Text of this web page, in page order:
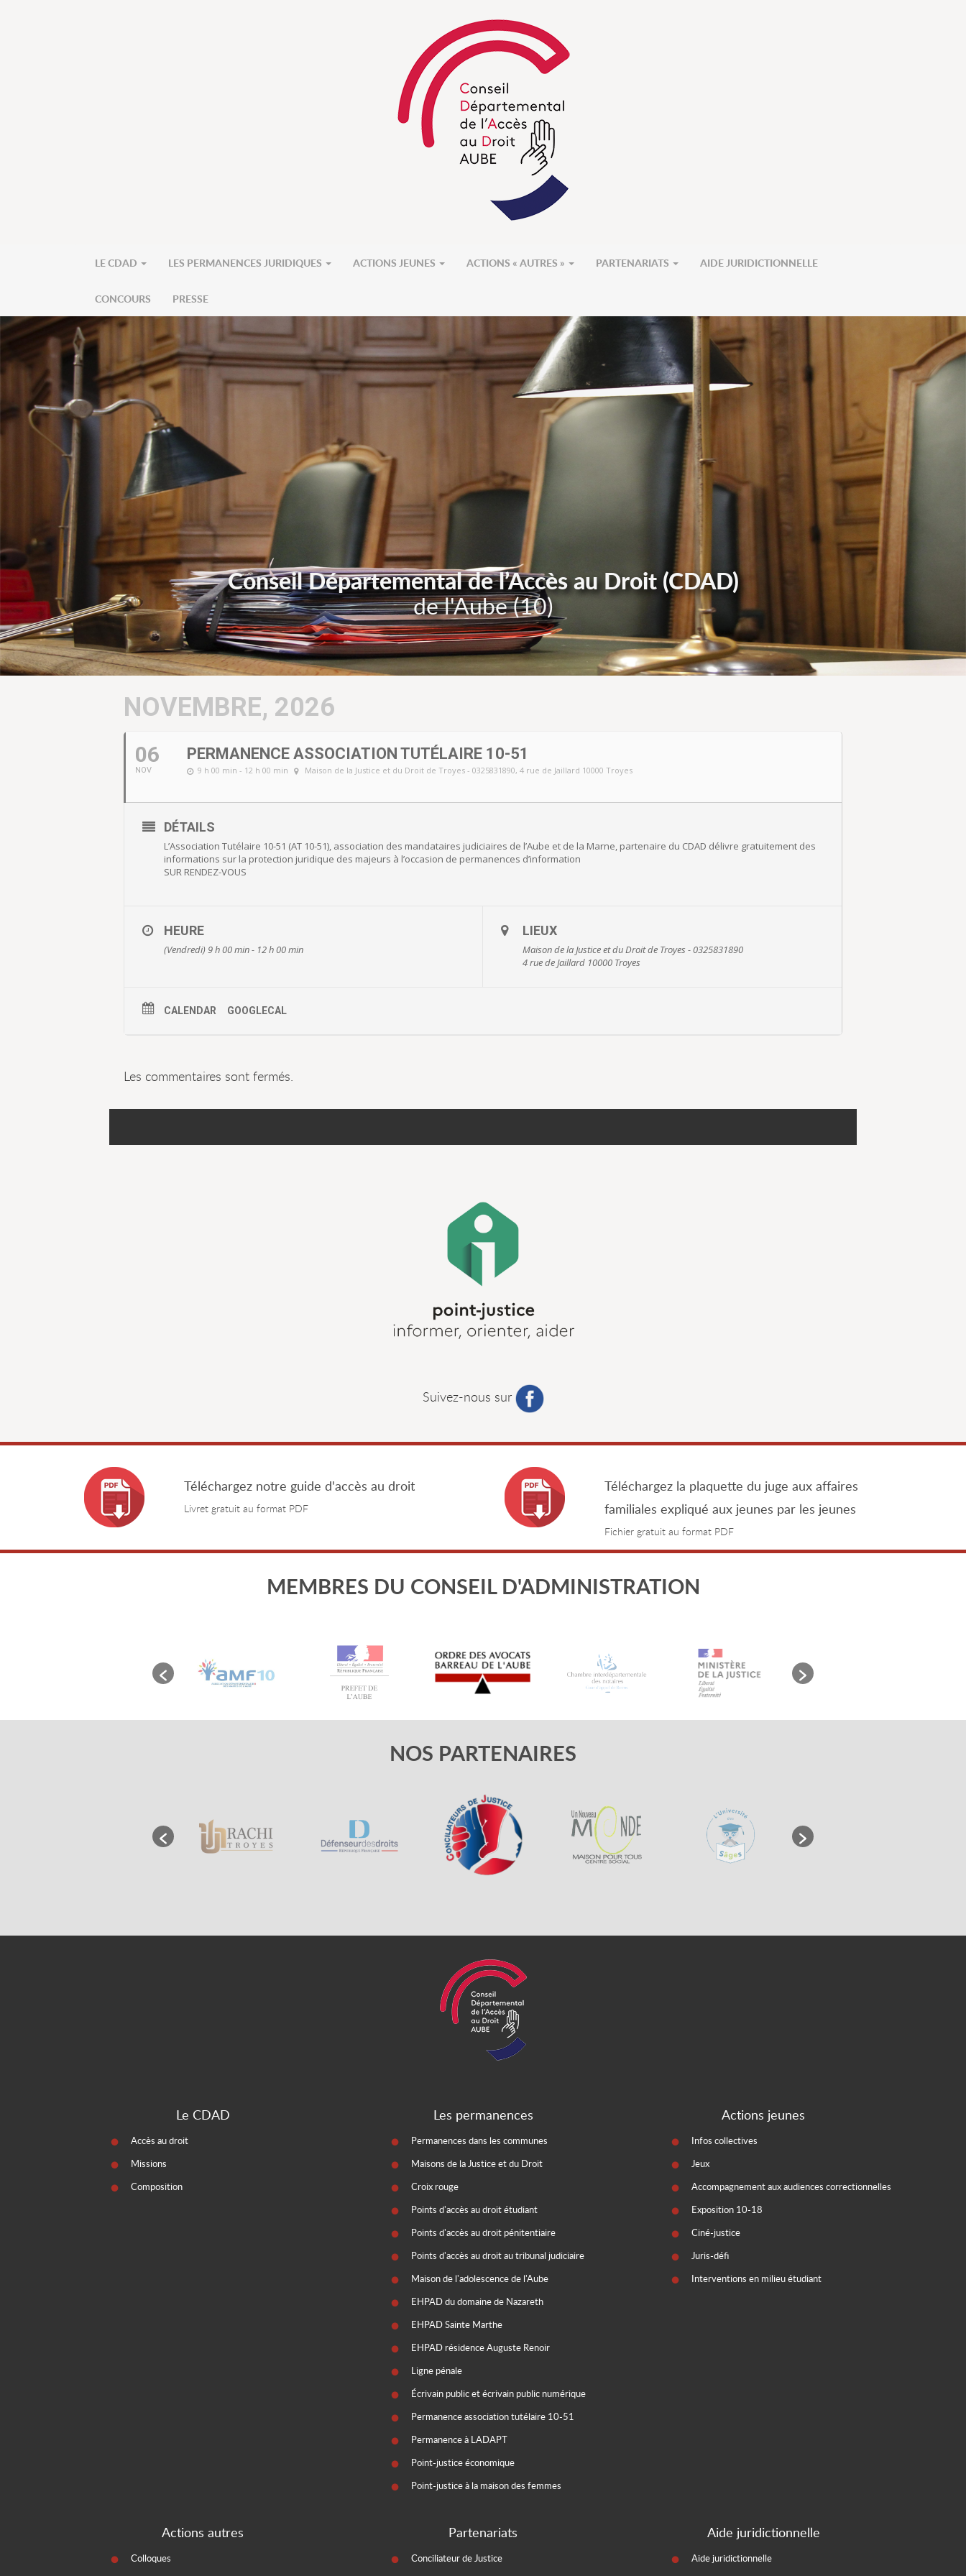
LE CDAD LES PERMANENCES JURIDIQUES ACTIONS JEUNES ACTIONS « AUTRES » PARTENARIATS AIDE JURIDICTIONNELLE
CONCOURS PRESSE
Conseil Départemental de l’Accès au Droit (CDAD)
de l'Aube (10)
NOVEMBRE, 2026
06
NOV
PERMANENCE ASSOCIATION TUTÉLAIRE 10-51
9 h 00 min - 12 h 00 min Maison de la Justice et du Droit de Troyes - 0325831890, 4 rue de Jaillard 10000 Troyes
DÉTAILS
L’Association Tutélaire 10-51 (AT 10-51), association des mandataires judiciaires de l’Aube et de la Marne, partenaire du CDAD délivre gratuitement des
informations sur la protection juridique des majeurs à l’occasion de permanences d’information
SUR RENDEZ-VOUS
HEURE
(Vendredi) 9 h 00 min - 12 h 00 min
LIEUX
Maison de la Justice et du Droit de Troyes - 0325831890
4 rue de Jaillard 10000 Troyes
CALENDAR GOOGLECAL
Les commentaires sont fermés.
Suivez-nous sur
Téléchargez notre guide d'accès au droit
Livret gratuit au format PDF
Téléchargez la plaquette du juge aux affaires
familiales expliqué aux jeunes par les jeunes
Fichier gratuit au format PDF
MEMBRES DU CONSEIL D'ADMINISTRATION
NOS PARTENAIRES
Le CDAD
Accès au droit
Missions
Composition
Les permanences
Permanences dans les communes
Maisons de la Justice et du Droit
Croix rouge
Points d'accès au droit étudiant
Points d'accès au droit pénitentiaire
Points d'accès au droit au tribunal judiciaire
Maison de l'adolescence de l'Aube
EHPAD du domaine de Nazareth
EHPAD Sainte Marthe
EHPAD résidence Auguste Renoir
Ligne pénale
Écrivain public et écrivain public numérique
Permanence association tutélaire 10-51
Permanence à LADAPT
Point-justice économique
Point-justice à la maison des femmes
Actions jeunes
Infos collectives
Jeux
Accompagnement aux audiences correctionnelles
Exposition 10-18
Ciné-justice
Juris-défi
Interventions en milieu étudiant
Actions autres
Colloques
Partenariats
Conciliateur de Justice
Aide juridictionnelle
Aide juridictionnelle